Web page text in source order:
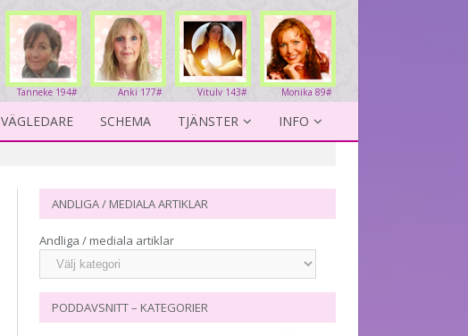
Monika 89#
Vitulv 143#
Anki 177#
Tanneke 194#
VÄGLEDARE SCHEMA TJÄNSTER INFO
ANDLIGA / MEDIALA ARTIKLAR
Andliga / mediala artiklar
PODDAVSNITT – KATEGORIER